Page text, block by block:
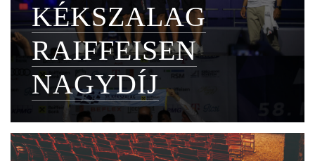
KÉKSZALAG
RAIFFEISEN
NAGYDÍJ